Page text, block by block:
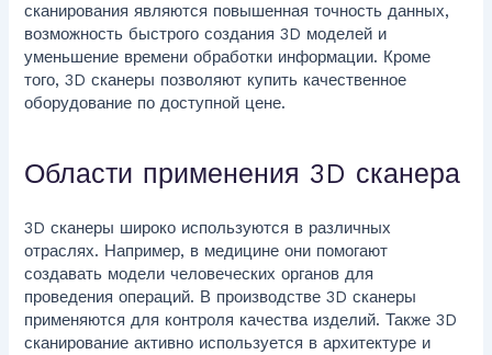
сканирования являются повышенная точность данных,
возможность быстрого создания 3D моделей и
уменьшение времени обработки информации. Кроме
того, 3D сканеры позволяют купить качественное
оборудование по доступной цене.
Области применения 3D сканера
3D сканеры широко используются в различных
отраслях. Например, в медицине они помогают
создавать модели человеческих органов для
проведения операций. В производстве 3D сканеры
применяются для контроля качества изделий. Также 3D
сканирование активно используется в архитектуре и